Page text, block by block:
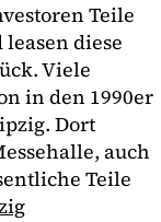
Teile
diese
Viele
in den 1990er
Dort
auch
Teile